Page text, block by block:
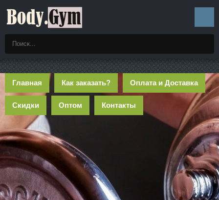
Главная Как заказать? Оплата и Доставка
Скидки Оптом Контакты